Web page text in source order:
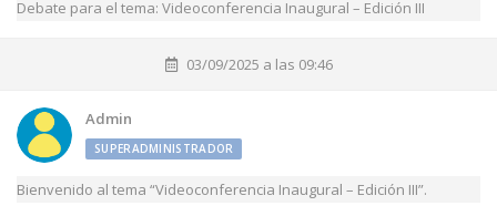
Debate para el tema: Videoconferencia Inaugural – Edición III
03/09/2025 a las 09:46
Admin
SUPERADMINISTRADOR
Bienvenido al tema “Videoconferencia Inaugural – Edición III”.